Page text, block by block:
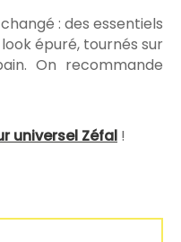
: des essentiels
épuré, tournés sur
On recommande
universel Zéfal !